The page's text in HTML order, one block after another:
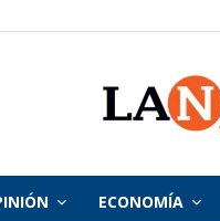
ECONOMÍA